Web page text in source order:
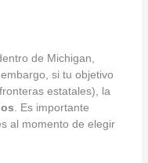
de Michigan,
si tu objetivo
estatales), la
. Es importante
al momento de elegir